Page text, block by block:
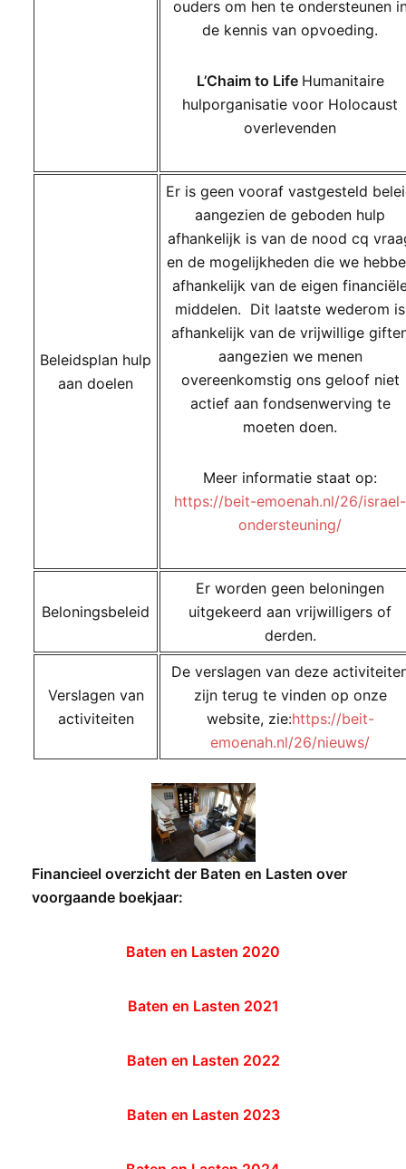
ouders om hen te ondersteunen
de kennis van opvoeding.
L’Chaim to Life Humanitaire
hulporganisatie voor Holocaust
overlevenden
Beleidsplan hulp
aan doelen
Er is geen vooraf vastgesteld
aangezien de geboden hulp
afhankelijk is van de nood cq
en de mogelijkheden die we
afhankelijk van de eigen
middelen. Dit laatste wederom is
afhankelijk van de vrijwillige
aangezien we menen
overeenkomstig ons geloof niet
actief aan fondsenwerving te
moeten doen.
Meer informatie staat op:
https://beit-emoenah.nl/26/israel-
ondersteuning/
Beloningsbeleid
Er worden geen beloningen
uitgekeerd aan vrijwilligers of
derden.
Verslagen van
activiteiten
De verslagen van deze
zijn terug te vinden op onze
website, zie:https://beit-
emoenah.nl/26/nieuws/
Financieel overzicht der Baten en Lasten over
voorgaande boekjaar:
Baten en Lasten 2020
Baten en Lasten 2021
Baten en Lasten 2022
Baten en Lasten 2023